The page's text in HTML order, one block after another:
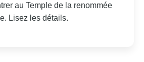
au Temple de la renommée
Lisez les détails.